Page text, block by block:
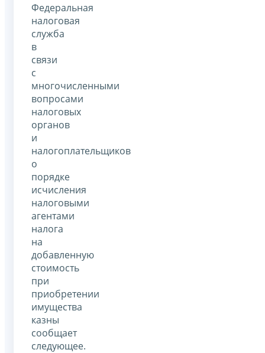
Федеральная
налоговая
служба
в
связи
с
многочисленными
вопросами
налоговых
органов
и
налогоплательщиков
о
порядке
исчисления
налоговыми
агентами
налога
на
добавленную
стоимость
при
приобретении
имущества
казны
сообщает
следующее.